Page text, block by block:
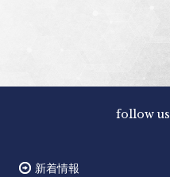
follow us
新着情報